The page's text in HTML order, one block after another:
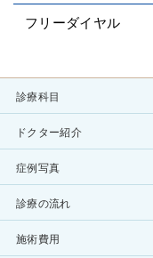
フリーダイヤル
診療科目
ドクター紹介
症例写真
診療の流れ
施術費用